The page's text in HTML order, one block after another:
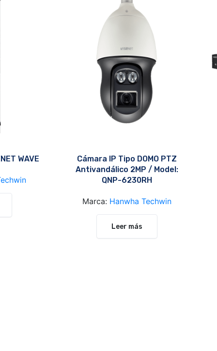
WAVE
Cámara IP Tipo DOMO PTZ
Antivandálico 2MP / Model:
QNP-6230RH
Marca: Hanwha Techwin
Leer más